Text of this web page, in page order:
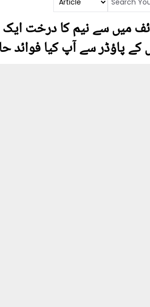
میں سے نیم کا درخت
کے پاؤڈر سے آپ کیا